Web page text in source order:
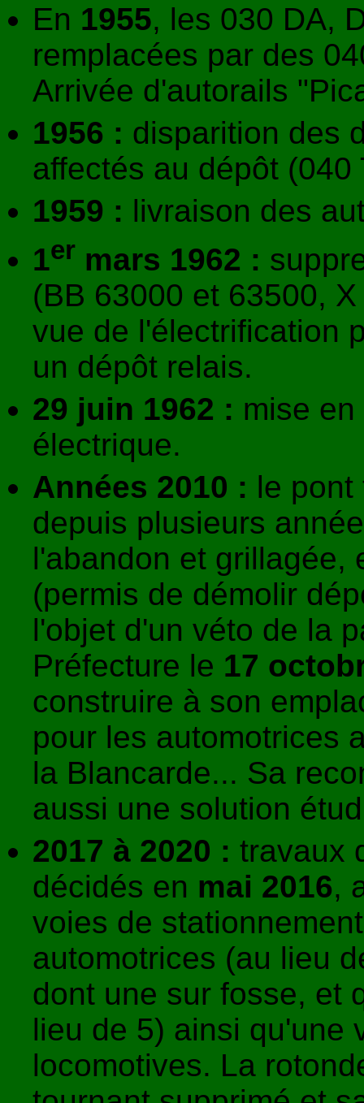
En 1955, les 030 DA,
remplacées par des
Arrivée d'autorails
1956 : disparition des
affectés au dépôt
1959 : livraison des
1er mars 1962 :
(BB 63000 et 63500,
vue de l'électrification
un dépôt relais.
29 juin 1962 : mise
électrique.
Années 2010 : le pont
depuis plusieurs
l'abandon et grillagée,
(permis de démolir
l'objet d'un véto de la
Préfecture le 17
construire à son
pour les automotrices
la Blancarde... Sa
aussi une solution
2017 à 2020 : travaux
décidés en mai 2016,
voies de
automotrices (au lieu
dont une sur fosse, et
lieu de 5) ainsi qu'une
locomotives. La